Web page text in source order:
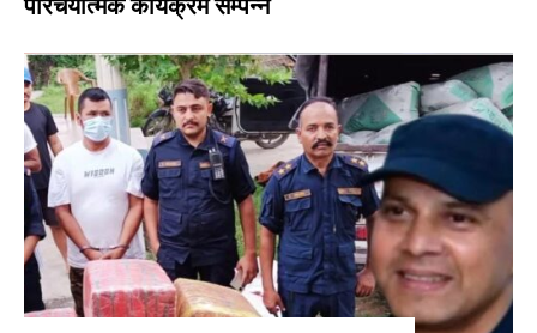
परिचयात्मक कार्यक्रम सम्पन्न